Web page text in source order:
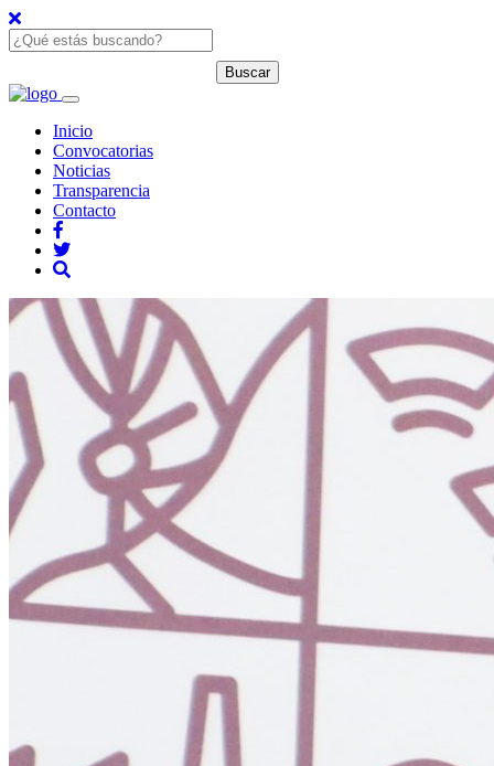
Inicio
Convocatorias
Noticias
Transparencia
Contacto